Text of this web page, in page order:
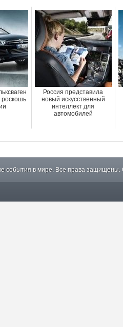
роскошь
Россия представила
новый искусственный
интеллект для
автомобилей
события в мире. Все права защищены.